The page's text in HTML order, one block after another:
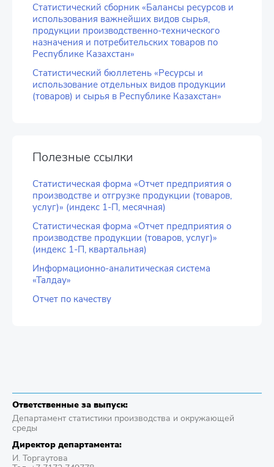
Статистический сборник «Балансы ресурсов и
использования важнейших видов сырья,
продукции производственно-технического
назначения и потребительских товаров по
Республике Казахстан»
Статистический бюллетень «Ресурсы и
использование отдельных видов продукции
(товаров) и сырья в Республике Казахстан»
Полезные ссылки
Статистическая форма «Отчет предприятия о
производстве и отгрузке продукции (товаров,
услуг)» (индекс 1-П, месячная)
Статистическая форма «Отчет предприятия о
производстве продукции (товаров, услуг)»
(индекс 1-П, квартальная)
Информационно-аналитическая система
«Талдау»
Отчет по качеству
Ответственные за выпуск:
Департамент статистики производства и окружающей
среды
Директор департамента:
И. Торгаутова